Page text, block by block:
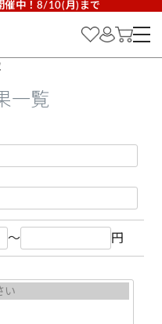
催中！8/10(月)まで
一覧
～ 円